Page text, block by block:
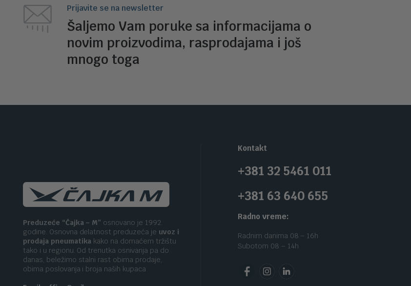
Prijavite se na newsletter
Šaljemo Vam poruke sa informacijama o
novim proizvodima, rasprodajama i još
mnogo toga
Preduzeće “Čajka – M” osnovano je 1992.
godine. Osnovna delatnost preduzeća je uvoz i
prodaja pneumatika kako na domaćem tržištu
tako i u regionu. Od trenutka osnivanja pa do
danas, beležimo stalni rast obima prodaje,
obima poslovanja i broja naših kupaca
Kontakt
+381 32 5461 011
+381 63 640 655
Radno vreme:
Radnim danima 08 – 16h
Subotom 08 – 14h